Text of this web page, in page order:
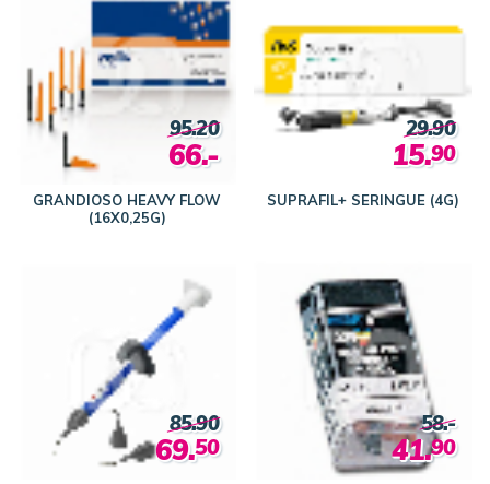
GRANDIOSO HEAVY FLOW
(16X0,25G)
95.20
66.-
SUPRAFIL+ SERINGUE (4G)
29.90
15.90
85.90
69.50
58.-
41.90